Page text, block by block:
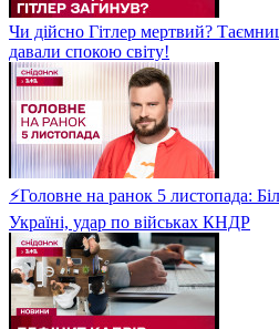
Чи дійсно Гітлер мертвий?
давали спокою світу!
⚡Головне на ранок 5 листопада:
Україні, удар по військах КНДР